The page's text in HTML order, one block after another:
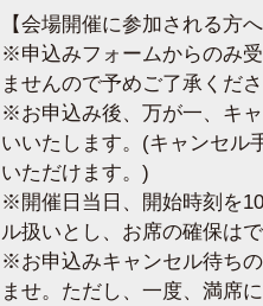
【会場開催に参加される方へ
※申込みフォームからのみ
ませんので予めご了承くださ
※お申込み後、万が一、キ
いいたします。(キャンセル
いただけます。)
※開催日当日、開始時刻を
ル扱いとし、お席の確保は
※お申込みキャンセル待ち
ませ。ただし、一度、満席